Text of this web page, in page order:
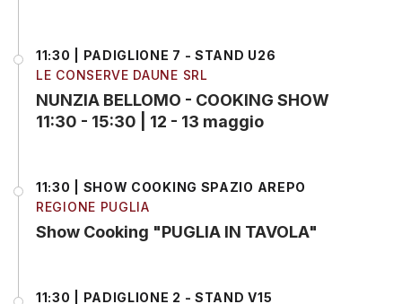
11:30 | PADIGLIONE 7 - STAND U26
LE CONSERVE DAUNE SRL
NUNZIA BELLOMO - COOKING SHOW
11:30 - 15:30 | 12 - 13 maggio
11:30 | SHOW COOKING SPAZIO AREPO
REGIONE PUGLIA
Show Cooking "PUGLIA IN TAVOLA"
11:30 | PADIGLIONE 2 - STAND V15